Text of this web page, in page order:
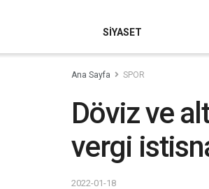
SİYASET
Ana Sayfa SPOR
Döviz ve
vergi
2022-01-18